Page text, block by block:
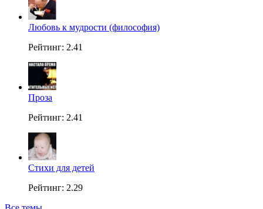
Любовь к мудрости (философия)
Рейтинг: 2.41
Проза
Рейтинг: 2.41
Стихи для детей
Рейтинг: 2.29